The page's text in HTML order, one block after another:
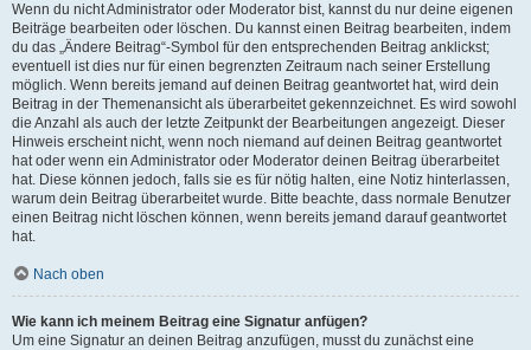
Wenn du nicht Administrator oder Moderator bist, kannst du nur deine eigenen
Beiträge bearbeiten oder löschen. Du kannst einen Beitrag bearbeiten, indem
du das „Ändere Beitrag“-Symbol für den entsprechenden Beitrag anklickst;
eventuell ist dies nur für einen begrenzten Zeitraum nach seiner Erstellung
möglich. Wenn bereits jemand auf deinen Beitrag geantwortet hat, wird dein
Beitrag in der Themenansicht als überarbeitet gekennzeichnet. Es wird sowohl
die Anzahl als auch der letzte Zeitpunkt der Bearbeitungen angezeigt. Dieser
Hinweis erscheint nicht, wenn noch niemand auf deinen Beitrag geantwortet
hat oder wenn ein Administrator oder Moderator deinen Beitrag überarbeitet
hat. Diese können jedoch, falls sie es für nötig halten, eine Notiz hinterlassen,
warum dein Beitrag überarbeitet wurde. Bitte beachte, dass normale Benutzer
einen Beitrag nicht löschen können, wenn bereits jemand darauf geantwortet
hat.
Nach oben
Wie kann ich meinem Beitrag eine Signatur anfügen?
Um eine Signatur an deinen Beitrag anzufügen, musst du zunächst eine